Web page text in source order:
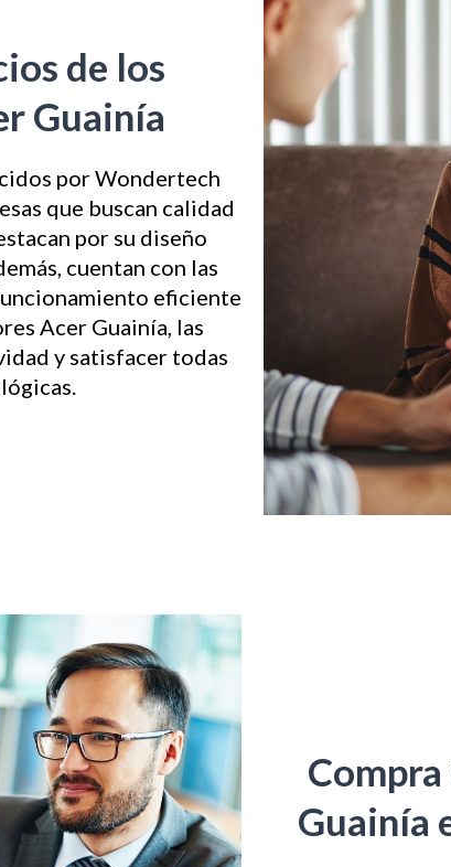
de los
Guainía
por Wondertech
que buscan calidad
por su diseño
cuentan con las
eficiente
Acer Guainía, las
y satisfacer todas
Guainía